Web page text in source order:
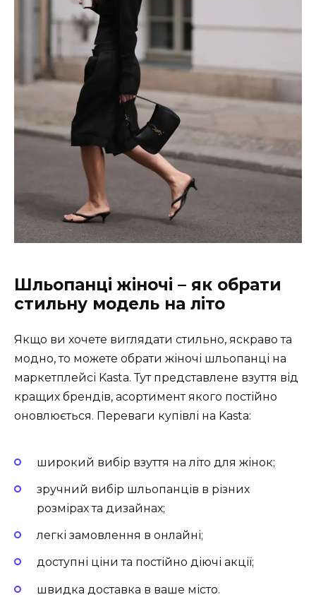
Шльопанці жіночі – як обрати
стильну модель на літо
Якщо ви хочете виглядати стильно, яскраво та
модно, то можете обрати жіночі шльопанці на
маркетплейсі Kasta. Тут представлене взуття від
кращих брендів, асортимент якого постійно
оновлюється. Переваги купівлі на Kasta:
широкий вибір взуття на літо для жінок;
зручний вибір шльопанців в різних
розмірах та дизайнах;
легкі замовлення в онлайні;
доступні ціни та постійно діючі акції;
швидка доставка в ваше місто.